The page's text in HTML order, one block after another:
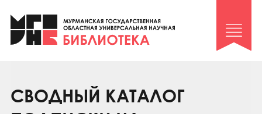
Клуб «Гиря и сельдерей»
Клуб «Семейный архив»
Коллегам
СВОДНЫЙ КАТАЛОГ